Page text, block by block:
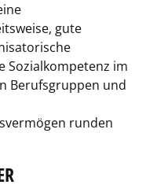
gute
Sozialkompetenz im
Berufsgruppen und
runden